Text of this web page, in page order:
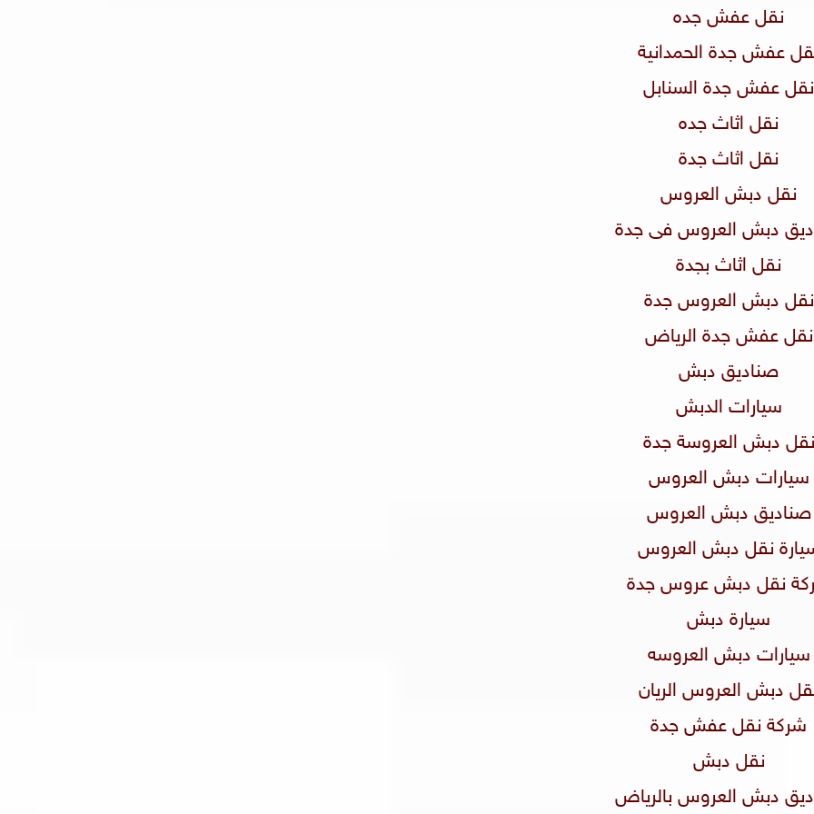
نقل عفش جده
نقل عفش جدة الحمدانية
نقل عفش جدة السنابل
نقل اثاث جده
نقل اثاث جدة
نقل دبش العروس
دبش العروس فى جدة
نقل اثاث بجدة
نقل دبش العروس جدة
نقل عفش جدة الرياض
صناديق دبش
سيارات الدبش
نقل دبش العروسة جدة
سيارات دبش العروس
صناديق دبش العروس
سيارة نقل دبش العروس
نقل دبش عروس جدة
سيارة دبش
سيارات دبش العروسه
نقل دبش العروس الريان
شركة نقل عفش جدة
نقل دبش
دبش العروس بالرياض